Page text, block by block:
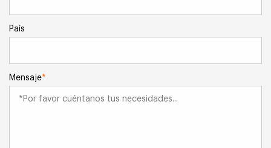
País
Mensaje*